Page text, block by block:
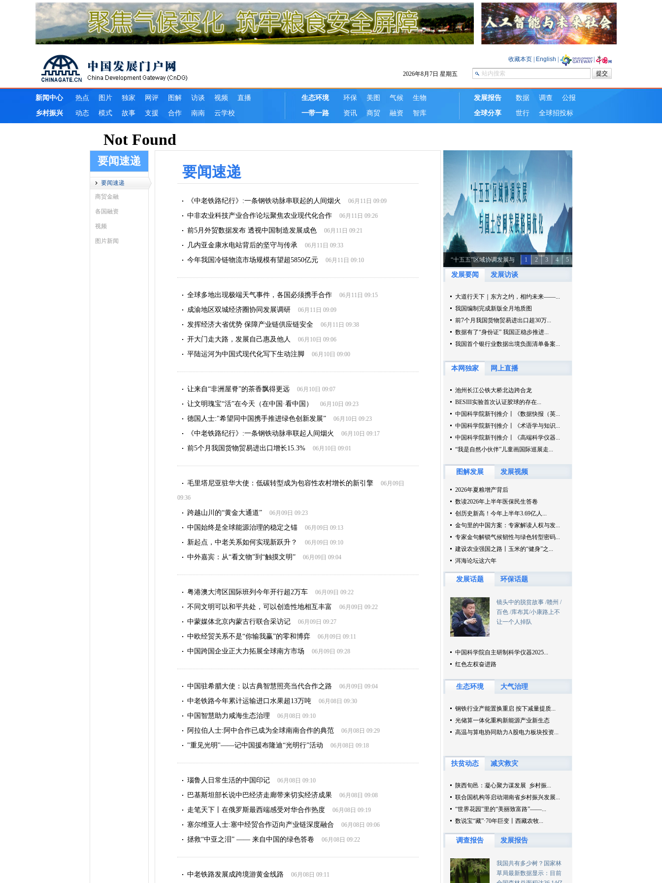
要闻速递
要闻速递
商贸金融
各国融资
视频
图片新闻
要闻速递
《中老铁路纪行》:一条钢铁动脉串联起的人间烟火 06月11日 09:09
中非农业科技产业合作论坛聚焦农业现代化合作 06月11日 09:26
前5月外贸数据发布 透视中国制造发展成色 06月11日 09:21
几内亚金康水电站背后的坚守与传承 06月11日 09:33
今年我国冷链物流市场规模有望超5850亿元 06月11日 09:10
全球多地出现极端天气事件，各国必须携手合作 06月11日 09:15
成渝地区双城经济圈协同发展调研 06月11日 09:09
发挥经济大省优势 保障产业链供应链安全 06月11日 09:38
开大门走大路，发展自己惠及他人 06月10日 09:06
平陆运河为中国式现代化写下生动注脚 06月10日 09:00
让来自“非洲屋脊”的茶香飘得更远 06月10日 09:07
让文明瑰宝“活”在今天（在中国·看中国） 06月10日 09:23
德国人士:"希望同中国携手推进绿色创新发展” 06月10日 09:23
《中老铁路纪行》:一条钢铁动脉串联起人间烟火 06月10日 09:17
前5个月我国货物贸易进出口增长15.3% 06月10日 09:01
毛里塔尼亚驻华大使：低碳转型成为包容性农村增长的新引擎 06月09日
09:36
跨越山川的“黄金大通道”
06月09日 09:23
中国始终是全球能源治理的稳定之锚 06月09日 09:13
新起点，中老关系如何实现新跃升？ 06月09日 09:10
中外嘉宾：从“看文物”到“触摸文明” 06月09日 09:04
粤港澳大湾区国际班列今年开行超2万车 06月09日 09:22
不同文明可以和平共处，可以创造性地相互丰富 06月09日 09:22
中蒙媒体北京内蒙古行联合采访记 06月09日 09:27
中欧经贸关系不是“你输我赢”的零和博弈 06月09日 09:11
中国跨国企业正大力拓展全球南方市场 06月09日 09:28
中国驻希腊大使：以古典智慧照亮当代合作之路 06月09日 09:04
中老铁路今年累计运输进口水果超13万吨 06月08日 09:30
中国智慧助力咸海生态治理 06月08日 09:10
阿拉伯人士:阿中合作已成为全球南南合作的典范 06月08日 09:29
"重见光明"——记中国援布隆迪“光明行”活动 06月08日 09:18
瑙鲁人日常生活的中国印记 06月08日 09:10
巴基斯坦部长说中巴经济走廊带来切实经济成果 06月08日 09:08
走笔天下丨在俄罗斯最西端感受对华合作热度 06月08日 09:19
塞尔维亚人士:塞中经贸合作迈向产业链深度融合 06月08日 09:06
拯救“中亚之泪” —— 来自中国的绿色答卷 06月08日 09:22
中老铁路发展成跨境游黄金线路 06月08日 09:11